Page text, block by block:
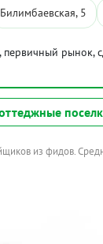
Билимбаевская, 5
первичный рынок,
из фидов.